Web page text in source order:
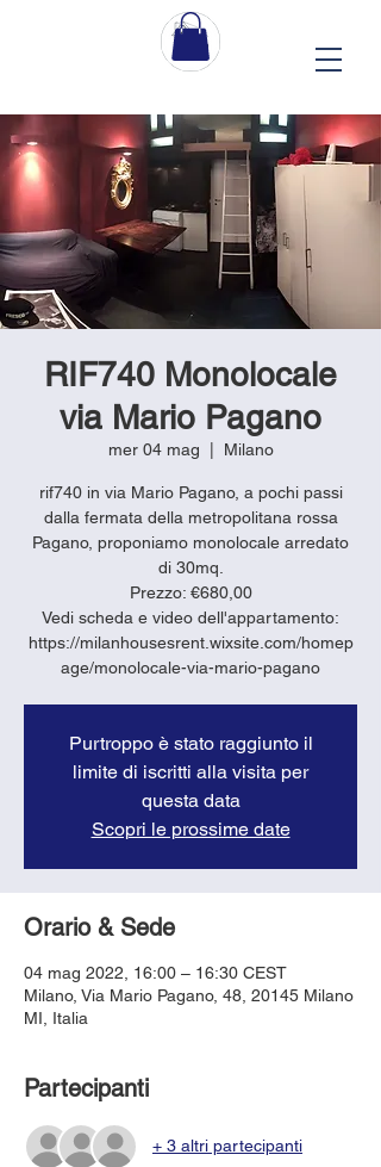
RIF740 Monolocale
via Mario Pagano
mer 04 mag Milano
rif740 in via Mario Pagano, a pochi passi
dalla fermata della metropolitana rossa
Pagano, proponiamo monolocale arredato
di 30mq.
Prezzo: €680,00
Vedi scheda e video dell'appartamento:
https://milanhousesrent.wixsite.com/homep
age/monolocale-via-mario-pagano
Purtroppo è stato raggiunto il
limite di iscritti alla visita per
questa data
Scopri le prossime date
Orario & Sede
04 mag 2022, 16:00 – 16:30 CEST
Milano, Via Mario Pagano, 48, 20145 Milano
MI, Italia
Partecipanti
+ 3 altri partecipanti